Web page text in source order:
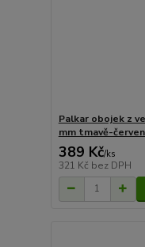
Palkar obojek z
mm tmavě-
389 Kč/ks
321 Kč bez DPH